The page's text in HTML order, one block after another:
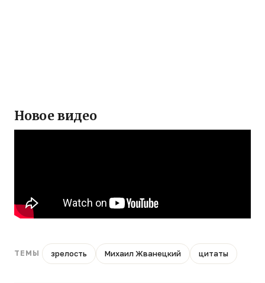
Новое видео
ТЕМЫ зрелость Михаил Жванецкий цитаты